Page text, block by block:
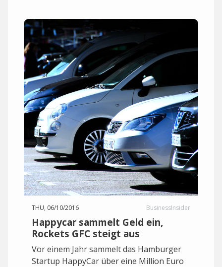
THU, 06/10/2016 BusinessInsider
Happycar sammelt Geld ein,
Rockets GFC steigt aus
Vor einem Jahr sammelt das Hamburger
Startup HappyCar über eine Million Euro